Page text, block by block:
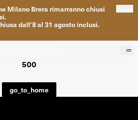
Milano Brera rimarrannochiusi
.
dall'8al 31 agosto inclusi.
500
go_to_home